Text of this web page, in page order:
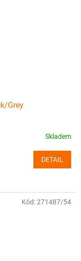
Grey
Skladem
DETAIL
Kód:271487/54